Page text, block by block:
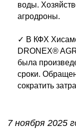
воды.
агродроны.
✓ В КФХ
DRONEX®
была
сроки.
сократить
7 ноября 2025